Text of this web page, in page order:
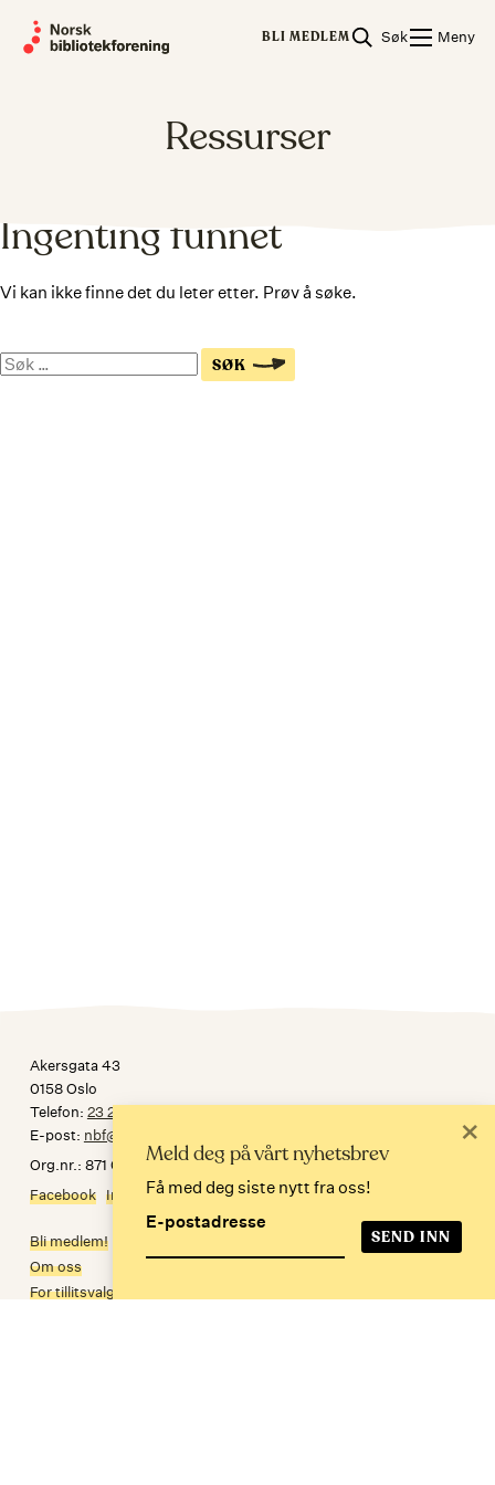
BLI MEDLEM Søk Meny
Ressurser
Ingenting funnet
Vi kan ikke finne det du leter etter. Prøv å søke.
Søk
SØK
Akersgata 43
0158 Oslo
Telefon: 23 24 34 30
E-post: nbf@norskbibliotekforening.no
Org.nr.: 871 032 092
Facebook Instagram
Bli medlem!
Om oss
For tillitsvalgte
Meld deg på vårt nyhetsbrev
Få med deg siste nytt fra oss!
E-postadresse
×